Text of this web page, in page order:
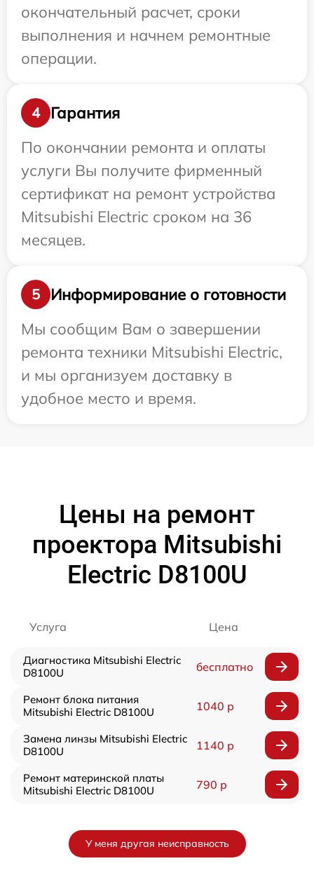
окончательный расчет, сроки
выполнения и начнем ремонтные
операции.
4
Гарантия
По окончании ремонта и оплаты
услуги Вы получите фирменный
сертификат на ремонт устройства
Mitsubishi Electric сроком на 36
месяцев.
5
Информирование о готовности
Мы сообщим Вам о завершении
ремонта техники Mitsubishi Electric,
и мы организуем доставку в
удобное место и время.
Цены на ремонт
проектора Mitsubishi
Electric D8100U
Услуга Цена
Диагностика Mitsubishi Electric
D8100U
бесплатно
Ремонт блока питания
Mitsubishi Electric D8100U
1040 р
Замена линзы Mitsubishi Electric
D8100U
1140 р
Ремонт материнской платы
Mitsubishi Electric D8100U
790 р
У меня другая неисправность